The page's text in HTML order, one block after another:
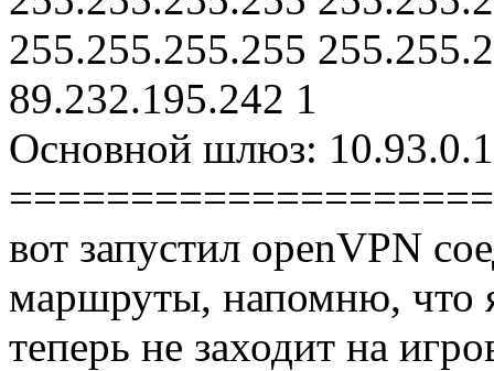
255.255.255.255
89.232.195.242 1
Основной шлюз:
вот запустил openVPN
маршруты, напомню, что
теперь не заходит на